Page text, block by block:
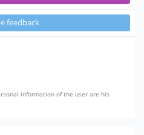
feedback
information of the user are his